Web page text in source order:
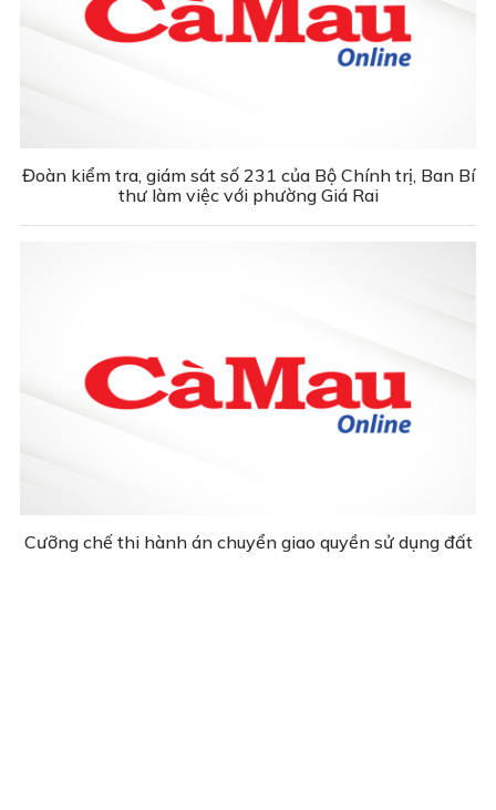
Đoàn kiểm tra, giám sát số 231 của Bộ Chính trị, Ban Bí
thư làm việc với phường Giá Rai
Cưỡng chế thi hành án chuyển giao quyền sử dụng đất